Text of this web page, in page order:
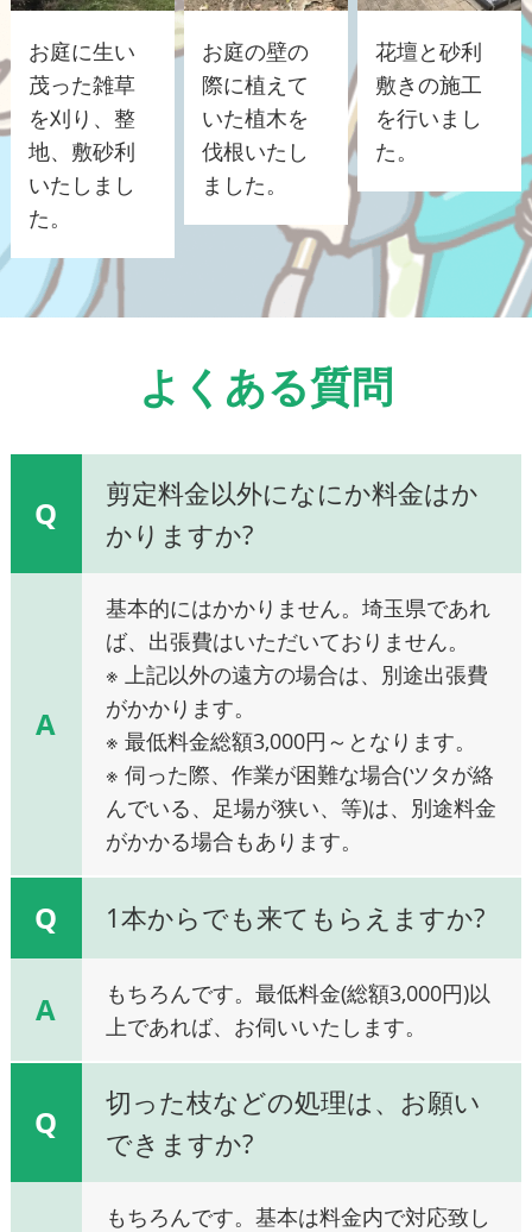
お庭に生い
茂った雑草
を刈り、整
地、敷砂利
いたしまし
た。
お庭の壁の
際に植えて
いた植木を
伐根いたし
ました。
花壇と砂利
敷きの施工
を行いまし
た。
よくある質問
Q
剪定料金以外になにか料金はか
かりますか?
A
基本的にはかかりません。埼玉県であれ
ば、出張費はいただいておりません。
※ 上記以外の遠方の場合は、別途出張費
がかかります。
※ 最低料金総額3,000円～となります。
※ 伺った際、作業が困難な場合(ツタが絡
んでいる、足場が狭い、等)は、別途料金
がかかる場合もあります。
Q 1本からでも来てもらえますか?
A
もちろんです。最低料金(総額3,000円)以
上であれば、お伺いいたします。
Q
切った枝などの処理は、お願い
できますか?
もちろんです。基本は料金内で対応致し